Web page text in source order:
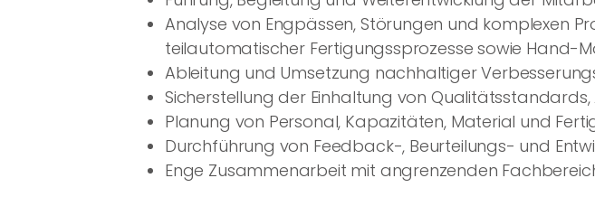
Analyse von Engpässen, Störungen und komplexen
teilautomatischer Fertigungssprozesse sowie Hand-
Ableitung und Umsetzung nachhaltiger
Sicherstellung der Einhaltung von
Planung von Personal, Kapazitäten, Material und
Durchführung von Feedback-, Beurteilungs- und
Enge Zusammenarbeit mit angrenzenden